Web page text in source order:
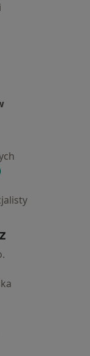
główna